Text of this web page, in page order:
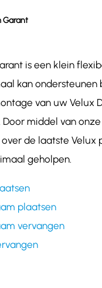
Garant
is een klein
kan ondersteunen
van uw Velux
Door middel van
de laatste Velux
geholpen.
plaatsen
vervangen